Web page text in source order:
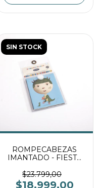
SIN STOCK
ROMPECABEZAS
IMANTADO - FIESTA
$23.799,00
$18.999,00